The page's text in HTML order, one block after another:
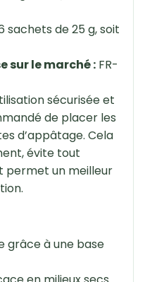
sachets de 25 g, soit
sur le marché :FR-
sécurisée et
de placer les
d’appâtage. Cela
évite tout
un meilleur
grâce à une base